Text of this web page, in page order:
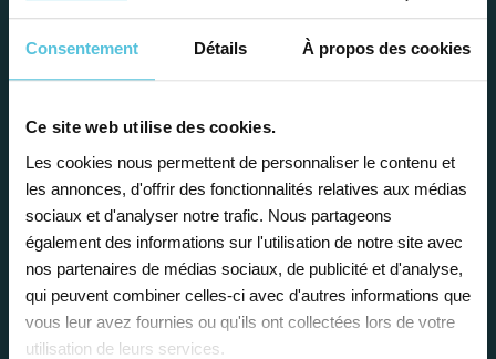
Consentement Détails À propos des cookies
Ce site web utilise des cookies.
Les cookies nous permettent de personnaliser le contenu et
les annonces, d'offrir des fonctionnalités relatives aux médias
sociaux et d'analyser notre trafic. Nous partageons
également des informations sur l'utilisation de notre site avec
nos partenaires de médias sociaux, de publicité et d'analyse,
qui peuvent combiner celles-ci avec d'autres informations que
vous leur avez fournies ou qu'ils ont collectées lors de votre
utilisation de leurs services.
Enseignez près de chez vous, selon
vos horaires
Afin de garantir le meilleur
accompagnement, nous organisons votre
emploi du temps en fonction de votre profil,
vos disponibilités et votre flexibilité.